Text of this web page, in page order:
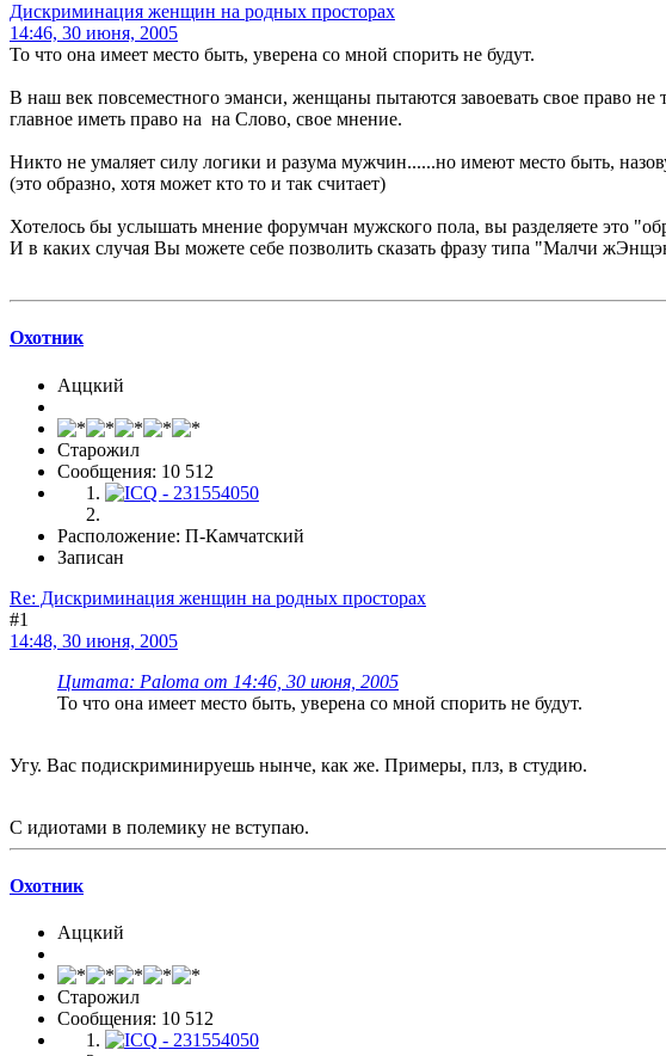
Дискриминация женщин на родных просторах
14:46, 30 июня, 2005
То что она имеет место быть, уверена со мной спорить не будут.
В наш век повсеместного эманси, женщаны пытаются завоевать свое право не
главное иметь право на на Слово, свое мнение.
Никто не умаляет силу логики и разума мужчин......но имеют место быть,
(это образно, хотя может кто то и так считает)
Хотелось бы услышать мнение форумчан мужского пола, вы разделяете это
И в каких случая Вы можете себе позволить сказать фразу типа "Малчи
Охотник
Аццкий
Старожил
Сообщения: 10 512
Расположение: П-Камчатский
Записан
Re: Дискриминация женщин на родных просторах
#1
14:48, 30 июня, 2005
Цитата: Paloma от 14:46, 30 июня, 2005
То что она имеет место быть, уверена со мной спорить не будут.
Угу. Вас подискриминируешь нынче, как же. Примеры, плз, в студию.
С идиотами в полемику не вступаю.
Охотник
Аццкий
Старожил
Сообщения: 10 512